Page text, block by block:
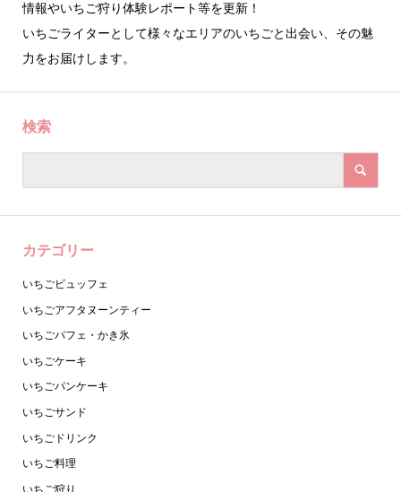
情報やいちご狩り体験レポート等を更新！
いちごライターとして様々なエリアのいちごと出会い、その魅
力をお届けします。
検索
カテゴリー
いちごビュッフェ
いちごアフタヌーンティー
いちごパフェ・かき氷
いちごケーキ
いちごパンケーキ
いちごサンド
いちごドリンク
いちご料理
いちご狩り